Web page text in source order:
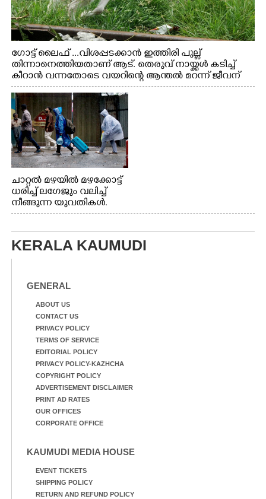
ഗോട്ട് ലൈഫ് ...വിശപ്പടക്കാൻ ഇത്തിരി പുല്ല്
തിന്നാനെത്തിയതാണ് ആട്. തെരുവ് നായ്ക്കൾ കടിച്ച്
കീറാൻ വന്നതോടെ വയറിന്റെ ആന്തൽ മറന്ന് ജീവന്
വേണ്ടിയായി ഓട്ടം. എറണാകുളം വാത്തുരുത്തിയിൽ
നിന്നുള്ള കാഴ്ച
ചാറ്റൽ മഴയിൽ മഴക്കോട്ട്
ധരിച്ച് ലഗേജും വലിച്ച്
നീങ്ങുന്ന യുവതികൾ.
എറണാകുളം മേനകയിൽ
KERALA KAUMUDI
GENERAL
ABOUT US
CONTACT US
PRIVACY POLICY
TERMS OF SERVICE
EDITORIAL POLICY
PRIVACY POLICY-KAZHCHA
COPYRIGHT POLICY
ADVERTISEMENT DISCLAIMER
PRINT AD RATES
OUR OFFICES
CORPORATE OFFICE
KAUMUDI MEDIA HOUSE
EVENT TICKETS
SHIPPING POLICY
RETURN AND REFUND POLICY